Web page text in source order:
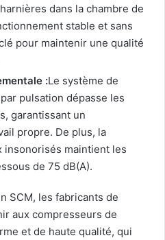
dans la chambre de
stable et sans
pour maintenir une qualité
:Le système de
pulsation dépasse les
garantissant un
propre. De plus, la
insonorisés maintient les
de 75 dB(A).
SCM, les fabricants de
aux compresseurs de
et de haute qualité, qui